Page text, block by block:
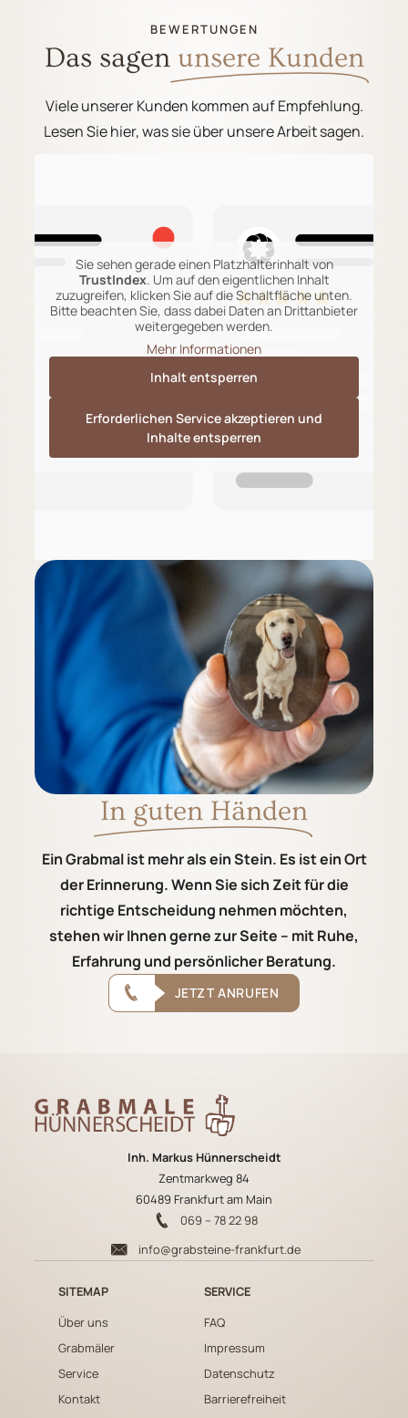
BEWERTUNGEN
Das sagen unsere Kunden
Viele unserer Kunden kommen auf Empfehlung.
Lesen Sie hier, was sie über unsere Arbeit sagen.
Sie sehen gerade einen Platzhalterinhalt von
TrustIndex. Um auf den eigentlichen Inhalt
zuzugreifen, klicken Sie auf die Schaltfläche unten.
Bitte beachten Sie, dass dabei Daten an Drittanbieter
weitergegeben werden.
Mehr Informationen
Inhalt entsperren
Erforderlichen Service akzeptieren und
Inhalte entsperren
In guten Händen
Ein Grabmal ist mehr als ein Stein. Es ist ein Ort
der Erinnerung. Wenn Sie sich Zeit für die
richtige Entscheidung nehmen möchten,
stehen wir Ihnen gerne zur Seite – mit Ruhe,
Erfahrung und persönlicher Beratung.
JETZT ANRUFEN
Inh. Markus Hünnerscheidt
Zentmarkweg 84
60489 Frankfurt am Main
069 – 78 22 98
info@grabsteine-frankfurt.de
SITEMAP
Über uns
Grabmäler
Service
Kontakt
SERVICE
FAQ
Impressum
Datenschutz
Barrierefreiheit